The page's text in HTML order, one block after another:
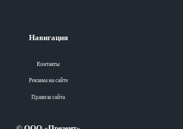
Навигация
Контакты
Реклама на сайте
Правила сайта